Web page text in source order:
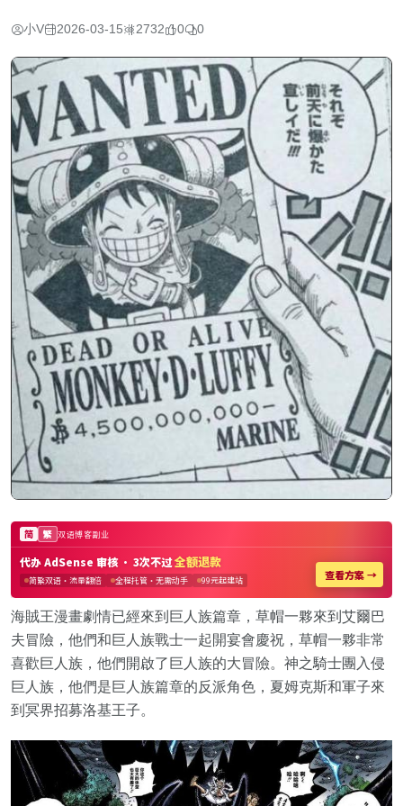
小V 2026-03-15 2732 0 0
海賊王漫畫劇情已經來到巨人族篇章，草帽一夥來到艾爾巴
夫冒險，他們和巨人族戰士一起開宴會慶祝，草帽一夥非常
喜歡巨人族，他們開啟了巨人族的大冒險。神之騎士團入侵
巨人族，他們是巨人族篇章的反派角色，夏姆克斯和軍子來
到冥界招募洛基王子。